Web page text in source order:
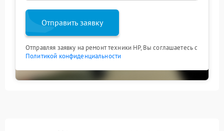
Отправить заявку
Отправляя заявку на ремонт техники HP, Вы соглашаетесь с
Политикой конфиденциальности